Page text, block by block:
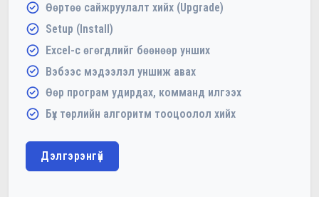
Өөртөө сайжруулалт хийх (Upgrade)
Setup (Install)
Excel-с өгөгдлийг бөөнөөр унших
Вэбээс мэдээлэл уншиж авах
Өөр програм удирдах, комманд илгээх
Бүх төрлийн алгоритм тооцоолол хийх
Дэлгэрэнгүй